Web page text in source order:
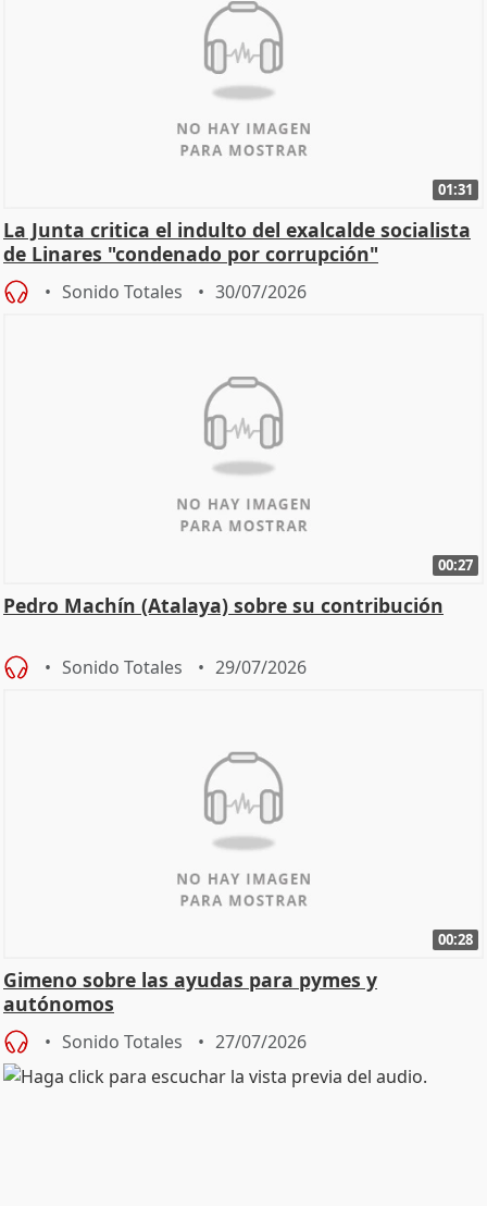
01:31
La Junta critica el indulto del exalcalde socialista
de Linares "condenado por corrupción"
Sonido Totales 30/07/2026
00:27
Pedro Machín (Atalaya) sobre su contribución
Sonido Totales 29/07/2026
00:28
Gimeno sobre las ayudas para pymes y
autónomos
Sonido Totales 27/07/2026